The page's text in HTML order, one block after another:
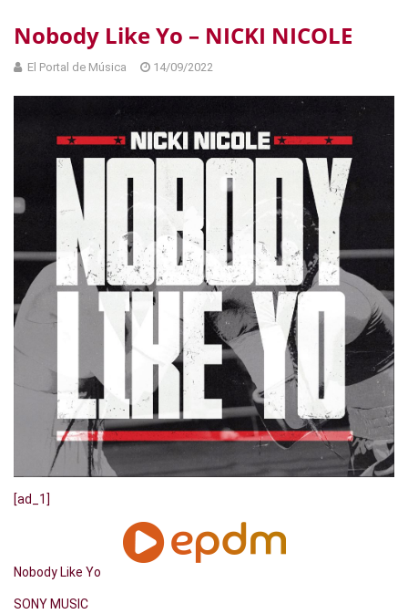
Nobody Like Yo – NICKI NICOLE
El Portal de Música 14/09/2022
[ad_1]
Nobody Like Yo
SONY MUSIC